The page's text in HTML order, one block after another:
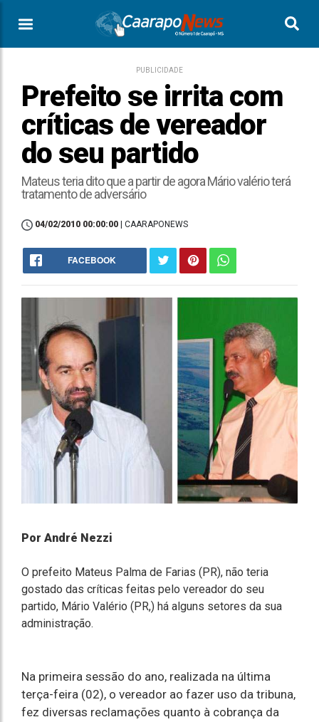
PUBLICIDADE
Prefeito se irrita com
críticas de vereador
do seu partido
Mateus teria dito que a partir de agora Mário valério terá
tratamento de adversário
04/02/2010 00:00:00 | CAARAPONEWS
FACEBOOK
Por André Nezzi
O prefeito Mateus Palma de Farias (PR), não teria
gostado das críticas feitas pelo vereador do seu
partido, Mário Valério (PR,) há alguns setores da sua
administração.
Na primeira sessão do ano, realizada na última
terça-feira (02), o vereador ao fazer uso da tribuna,
fez diversas reclamações quanto à cobrança da